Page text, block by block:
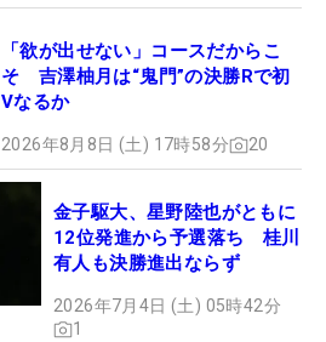
「欲が出せない」コースだからこ
そ 吉澤柚月は“鬼門”の決勝Rで初
Vなるか
2026年8月8日 (土) 17時58分 20
金子駆大、星野陸也がともに
12位発進から予選落ち 桂川
有人も決勝進出ならず
2026年7月4日 (土) 05時42分
1